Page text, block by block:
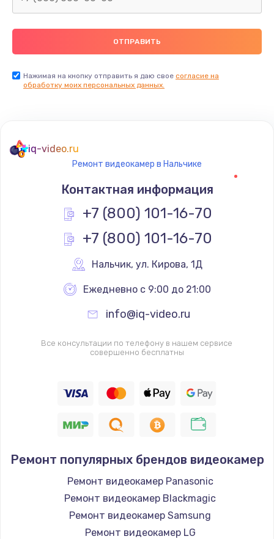
Нажимая на кнопку отправить я даю свое согласие на
обработку моих персональных данных.
iq-video.ru
Ремонт видеокамер в Нальчике
Контактная информация
+7 (800) 101-16-70
+7 (800) 101-16-70
Нальчик, ул. Кирова, 1Д
Ежедневно с 9:00 до 21:00
info@iq-video.ru
Все консультации по телефону в нашем сервисе
совершенно бесплатны
Ремонт популярных брендов видеокамер
Ремонт видеокамер Panasonic
Ремонт видеокамер Blackmagic
Ремонт видеокамер Samsung
Ремонт видеокамер LG